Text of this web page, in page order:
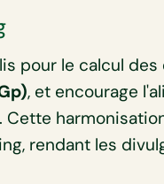
pour le calcul
, et encourage
. Cette
rendant les